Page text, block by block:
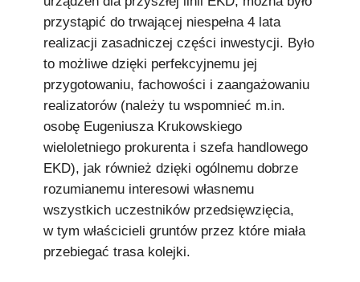
przystąpić do trwającej niespełna 4 lata
realizacji zasadniczej części inwestycji. Było
to możliwe dzięki perfekcyjnemu jej
przygotowaniu, fachowości i zaangażowaniu
realizatorów (należy tu wspomnieć m.in.
osobę Eugeniusza Krukowskiego
wieloletniego prokurenta i szefa handlowego
EKD), jak również dzięki ogólnemu dobrze
rozumianemu interesowi własnemu
wszystkich uczestników przedsięwzięcia,
w tym właścicieli gruntów przez które miała
przebiegać trasa kolejki.